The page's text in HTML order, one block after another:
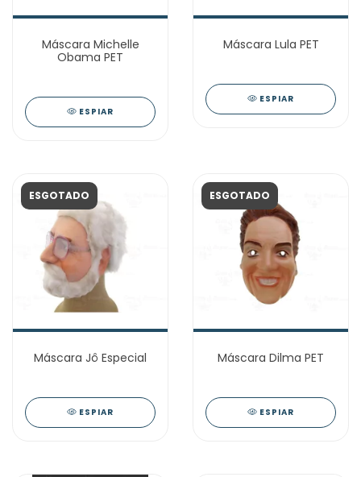
Máscara Michelle
Obama PET
ESPIAR
Máscara Lula PET
ESPIAR
ESGOTADO
Máscara Jô Especial
ESPIAR
ESGOTADO
Máscara Dilma PET
ESPIAR